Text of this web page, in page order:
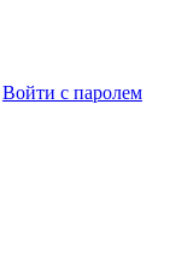
Войти с паролем